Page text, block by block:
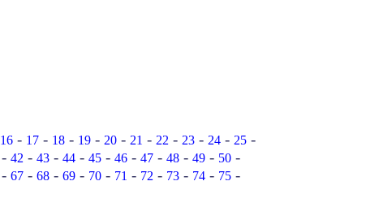
16 - 17 - 18 - 19 - 20 - 21 - 22 - 23 - 24 - 25 -
- 42 - 43 - 44 - 45 - 46 - 47 - 48 - 49 - 50 -
- 67 - 68 - 69 - 70 - 71 - 72 - 73 - 74 - 75 -